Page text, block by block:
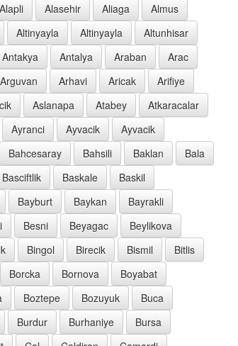
Alapli Alasehir Aliaga
Almus
Altinyayla Altinyayla
Altunhisar
Antakya Antalya Araban
Arac
Arguvan Arhavi Aricak
Arifiye
Aslanapa Atabey
Atkaracalar
Ayranci Ayvacik
Ayvacik
Bahcesaray Bahsili Baklan
Bala
Basciftlik Baskale
Baskil
Bayburt Baykan
Bayrakli
Besni Beyagac
Beylikova
Bingol Birecik Bismil
Bitlis
Borcka Bornova
Boyabat
Boztepe Bozuyuk
Buca
Burdur Burhaniye
Bursa